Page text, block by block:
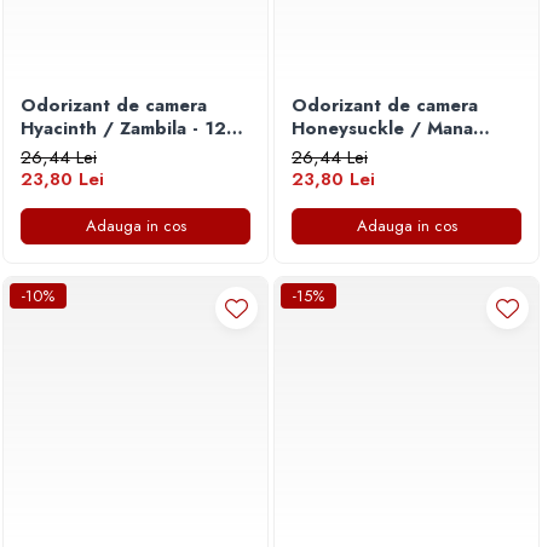
Odorizant de camera
Hyacinth / Zambila - 120
ml
26,44 Lei
23,80 Lei
Adauga in cos
Odorizant de camera
Honeysuckle / Mana
Maicii Domnului - 120 ml
26,44 Lei
23,80 Lei
Adauga in cos
-10% -15%